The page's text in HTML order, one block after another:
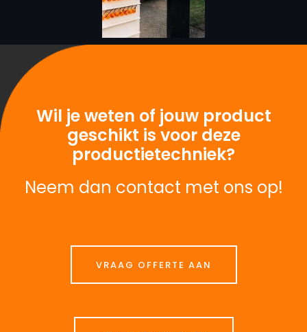
Wil je weten of jouw product
geschikt is voor deze
productietechniek?
Neem dan contact met ons op!
VRAAG OFFERTE AAN